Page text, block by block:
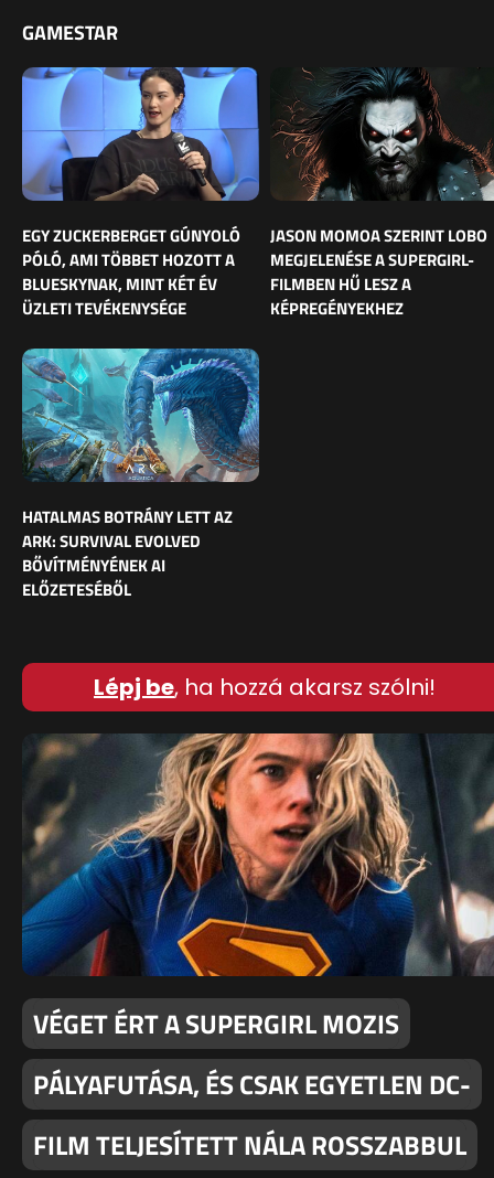
GAMESTAR
EGY ZUCKERBERGET GÚNYOLÓ
PÓLÓ, AMI TÖBBET HOZOTT A
BLUESKYNAK, MINT KÉT ÉV
ÜZLETI TEVÉKENYSÉGE
JASON MOMOA SZERINT LOBO
MEGJELENÉSE A SUPERGIRL-
FILMBEN HŰ LESZ A
KÉPREGÉNYEKHEZ
HATALMAS BOTRÁNY LETT AZ
ARK: SURVIVAL EVOLVED
BŐVÍTMÉNYÉNEK AI
ELŐZETESÉBŐL
Lépj be, ha hozzá akarsz szólni!
VÉGET ÉRT A SUPERGIRL MOZIS
PÁLYAFUTÁSA, ÉS CSAK EGYETLEN DC-
FILM TELJESÍTETT NÁLA ROSSZABBUL